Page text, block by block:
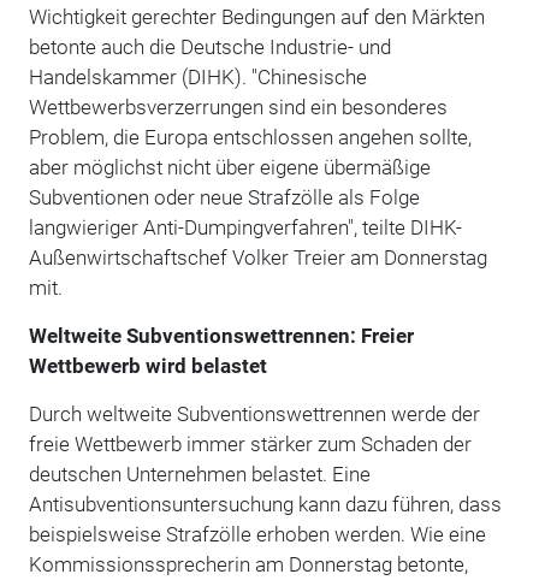
Wichtigkeit gerechter Bedingungen auf den Märkten
betonte auch die Deutsche Industrie- und
Handelskammer (DIHK). "Chinesische
Wettbewerbsverzerrungen sind ein besonderes
Problem, die Europa entschlossen angehen sollte,
aber möglichst nicht über eigene übermäßige
Subventionen oder neue Strafzölle als Folge
langwieriger Anti-Dumpingverfahren", teilte DIHK-
Außenwirtschaftschef Volker Treier am Donnerstag
mit.
Weltweite Subventionswettrennen: Freier
Wettbewerb wird belastet
Durch weltweite Subventionswettrennen werde der
freie Wettbewerb immer stärker zum Schaden der
deutschen Unternehmen belastet. Eine
Antisubventionsuntersuchung kann dazu führen, dass
beispielsweise Strafzölle erhoben werden. Wie eine
Kommissionssprecherin am Donnerstag betonte,